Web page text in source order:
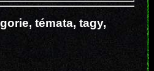
témata, tagy,